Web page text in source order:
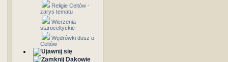
Religie Celtów -
zarys tematu
Wierzenia
staroceltyckie
Wędrówki dusz u
Celtów
Dakowie